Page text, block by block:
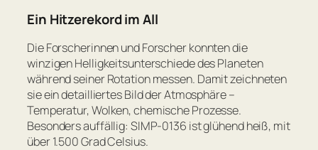
Ein Hitzerekord im All
Die Forscherinnen und Forscher konnten die
winzigen Helligkeitsunterschiede des Planeten
während seiner Rotation messen. Damit zeichneten
sie ein detailliertes Bild der Atmosphäre –
Temperatur, Wolken, chemische Prozesse.
Besonders auffällig: SIMP-0136 ist glühend heiß, mit
über 1.500 Grad Celsius.